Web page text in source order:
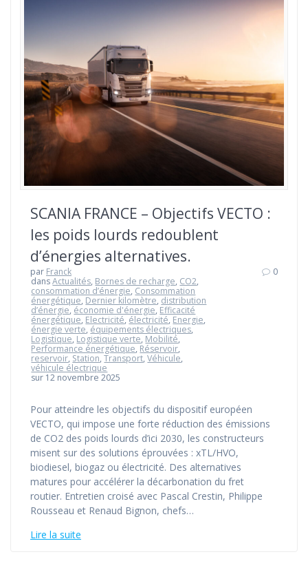
SCANIA FRANCE – Objectifs VECTO :
les poids lourds redoublent
d’énergies alternatives.
par Franck
dansActualités, Bornes de recharge, CO2,
consommation d’énergie, Consommation
énergétique, Dernier kilomètre, distribution
d’énergie, économie d'énergie, Efficacité
énergétique, Electricité, électricité, Energie,
énergie verte, équipements électriques,
Logistique, Logistique verte, Mobilité,
Performance énergétique, Réservoir,
reservoir, Station,Transport,Véhicule,
véhicule électrique
sur 12 novembre 2025
0
Pour atteindre les objectifs du dispositif européen
VECTO, qui impose une forte réduction des émissions
de CO2 des poids lourds d’ici 2030, les constructeurs
misent sur des solutions éprouvées : xTL/HVO,
biodiesel, biogaz ou électricité. Des alternatives
matures pour accélérer la décarbonation du fret
routier. Entretien croisé avec Pascal Crestin, Philippe
Rousseau et Renaud Bignon, chefs…
Lire la suite